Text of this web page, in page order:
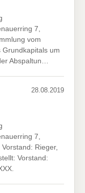
7,
vom
um
Abspaltun…
28.08.2019
7,
Rieger,
Vorstand: